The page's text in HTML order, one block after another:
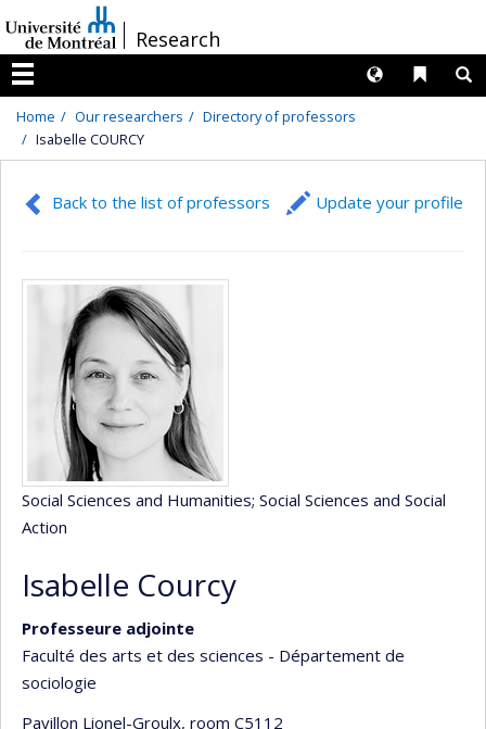
au
contenu
/Research
Menu
Liens
Langues
Home Our researchers
Directory of professors
Isabelle COURCY
Back to the list of professors Update your profile
Social Sciences and Humanities; Social Sciences and Social
Action
Isabelle Courcy
Professeure adjointe
Faculté des arts et des sciences - Département de
sociologie
Pavillon Lionel-Groulx, room C5112